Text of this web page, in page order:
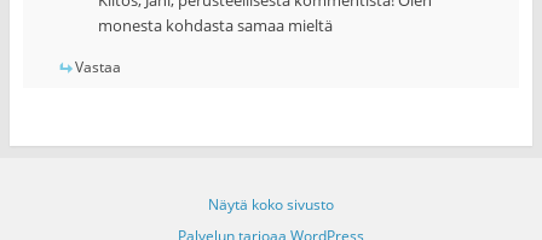
monesta kohdasta samaa mieltä
Vastaa
Näytä koko sivusto